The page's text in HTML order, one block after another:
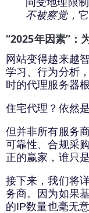
问受地理限
不被察觉，
“2025年因素”：
网站变得越来越
学习、行为分析
时的代理服务器
住宅代理？依然
但并非所有服务
可靠性、合规采
正的赢家，谁只
接下来，我们将
务商。因为如果
的IP数量也毫无意